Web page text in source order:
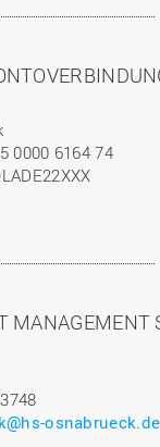
0000 6164 74
MANAGEMENT
osnabrueck.de